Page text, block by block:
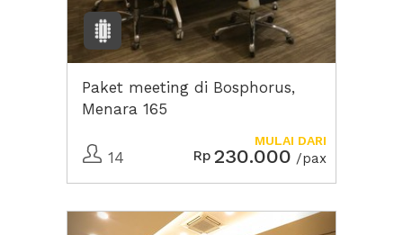
Paket meeting di Bosphorus,
Menara 165
14 Rp 230.000 /pax
MULAI DARI
Previous